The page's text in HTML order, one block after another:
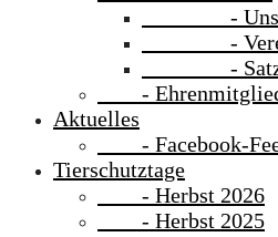
- Unser
-
-
-
Aktuelles
- Facebook-
Tierschutztage
- Herbst 2026
- Herbst 2025